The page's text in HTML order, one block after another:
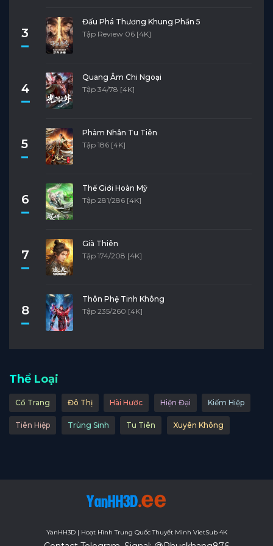
3
Đấu Phá Thương Khung Phần 5
Tập Review 06 [4K]
4
Quang Âm Chi Ngoại
Tập 34/78 [4K]
5
Phàm Nhân Tu Tiên
Tập 186 [4K]
6
Thế Giới Hoàn Mỹ
Tập 281/286 [4K]
7
Già Thiên
Tập 174/208 [4K]
8
Thôn Phệ Tinh Không
Tập 235/260 [4K]
Thể Loại
Cổ Trang Đô Thị Hài Hước Hiện Đại Kiếm Hiệp
Tiên Hiệp Trùng Sinh Tu Tiên Xuyên Không
YanHH3D | Hoạt Hình Trung Quốc Thuyết Minh VietSub 4K